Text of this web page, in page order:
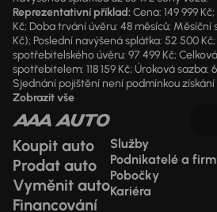
Reprezentativní příklad:Cena: 149 999
Kč; Doba trvání úvěru: 48 měsíců; Měsíční
Kč); Poslední navýšená splátka: 52 500
spotřebitelského úvěru: 97 499 Kč;
spotřebitelem: 118 159 Kč; Úroková sazba:
Sjednání pojištění není podmínkou získání
Zobrazit vše
Koupit auto
Prodat auto
Vyměnit auto
Financování
Služby
Podnikatelé a
Pobočky
Kariéra